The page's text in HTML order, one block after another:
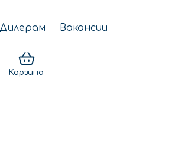
Дилерам Вакансии
Корзина